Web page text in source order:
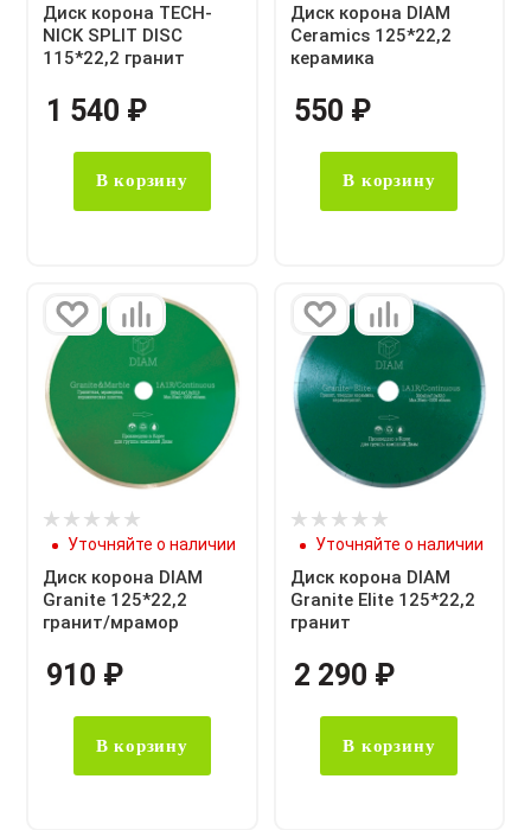
Диск корона TECH-
NICK SPLIT DISC
115*22,2 гранит
1 540 ₽
В корзину
Диск корона DIAM
Ceramics 125*22,2
керамика
550 ₽
В корзину
Уточняйте о наличии
Диск корона DIAM
Granite 125*22,2
гранит/мрамор
910 ₽
В корзину
Уточняйте о наличии
Диск корона DIAM
Granite Elite 125*22,2
гранит
2 290 ₽
В корзину